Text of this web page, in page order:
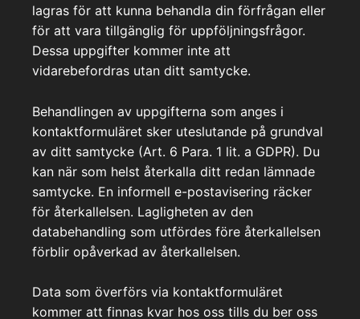
lagras för att kunna behandla din förfrågan eller
för att vara tillgänglig för uppföljningsfrågor.
Dessa uppgifter kommer inte att
vidarebefordras utan ditt samtycke.
Behandlingen av uppgifterna som anges i
kontaktformuläret sker uteslutande på grundval
av ditt samtycke (Art. 6 Para. 1 lit. a GDPR). Du
kan när som helst återkalla ditt redan lämnade
samtycke. En informell e-postavisering räcker
för återkallelsen. Lagligheten av den
databehandling som utfördes före återkallelsen
förblir opåverkad av återkallelsen.
Data som överförs via kontaktformuläret
kommer att finnas kvar hos oss tills du ber oss